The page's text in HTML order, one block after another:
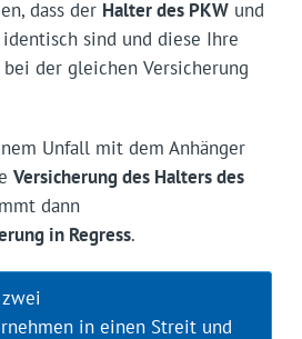
dass der Halter des PKWund
sind und diese Ihre
der gleichen Versicherung
Unfall mit dem Anhänger
Versicherung des Halters des
dann
in Regress.
in einen Streit und